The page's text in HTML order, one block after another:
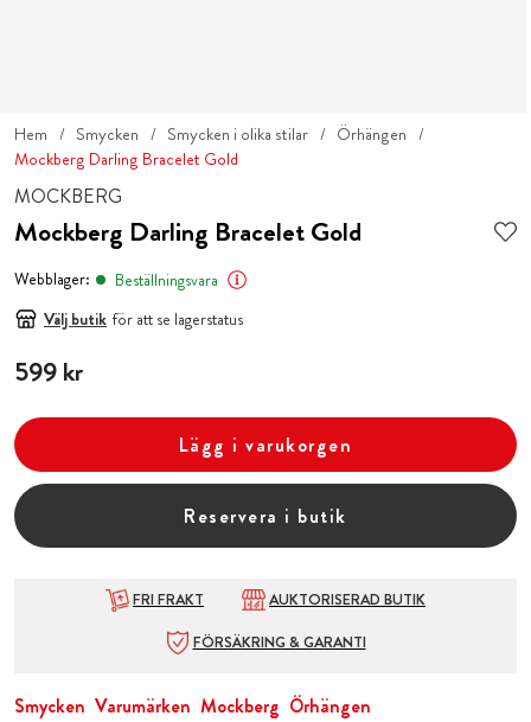
Hem Smycken Smycken i olika stilar
Örhängen
Mockberg Darling Bracelet Gold
MOCKBERG
Mockberg Darling Bracelet Gold
Webblager:
Beställningsvara
Välj butik för att se lagerstatus
Pris:599 kr
599 kr
Lägg i varukorgen
Reservera i butik
FRI FRAKT
AUKTORISERAD BUTIK
FÖRSÄKRING & GARANTI
Smycken Varumärken Mockberg Örhängen